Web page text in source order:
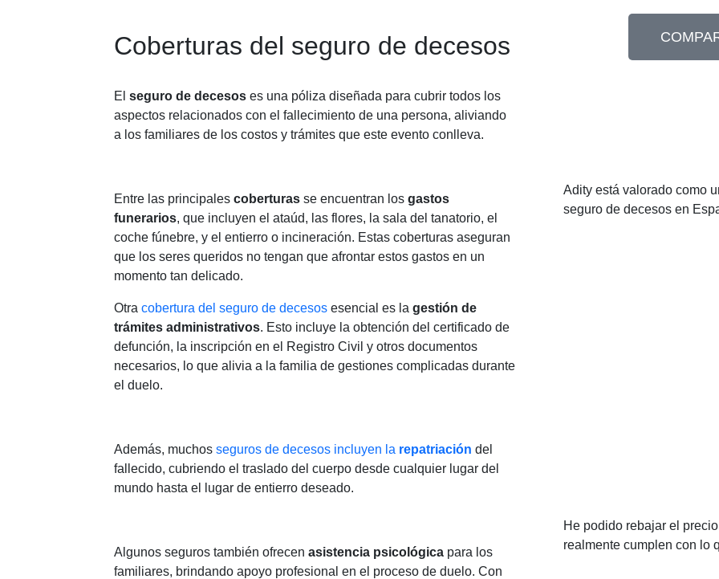
Coberturas del seguro de decesos
El seguro de decesos es una póliza diseñada para cubrir todos los
aspectos relacionados con el fallecimiento de una persona, aliviando
a los familiares de los costos y trámites que este evento conlleva.
Entre las principales coberturas se encuentran los gastos
funerarios, que incluyen el ataúd, las flores, la sala del tanatorio, el
coche fúnebre, y el entierro o incineración. Estas coberturas aseguran
que los seres queridos no tengan que afrontar estos gastos en un
momento tan delicado.
Otra cobertura del seguro de decesos esencial es la gestión de
trámites administrativos. Esto incluye la obtención del certificado de
defunción, la inscripción en el Registro Civil y otros documentos
necesarios, lo que alivia a la familia de gestiones complicadas durante
el duelo.
Además, muchos seguros de decesos incluyen la repatriación del
fallecido, cubriendo el traslado del cuerpo desde cualquier lugar del
mundo hasta el lugar de entierro deseado.
Algunos seguros también ofrecen asistencia psicológica para los
familiares, brindando apoyo profesional en el proceso de duelo. Con
Adity está valorado como
seguro de decesos en
He podido rebajar el
realmente cumplen con lo